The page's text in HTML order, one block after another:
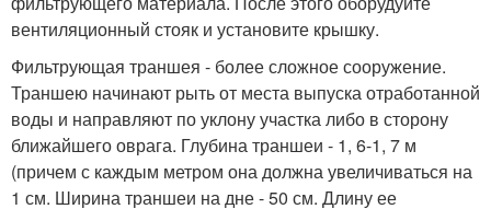
вентиляционный стояк и установите крышку.
Фильтрующая траншея - более сложное сооружение.
Траншею начинают рыть от места выпуска отработанной
воды и направляют по уклону участка либо в сторону
ближайшего оврага. Глубина траншеи - 1, 6-1, 7 м
(причем с каждым метром она должна увеличиваться на
1 см. Ширина траншеи на дне - 50 см. Длину ее